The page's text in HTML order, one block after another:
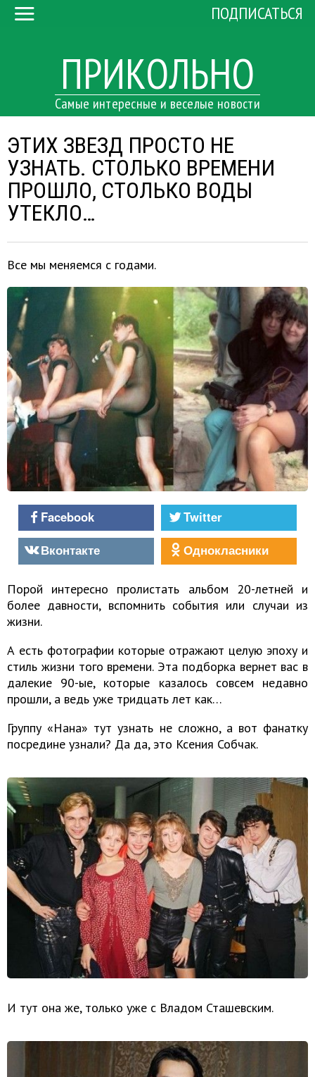
ПРИКОЛЬНО
Самые интересные и веселые новости
ПОДПИСАТЬСЯ
ЭТИХ ЗВЕЗД ПРОСТО НЕ
УЗНАТЬ. СТОЛЬКО ВРЕМЕНИ
ПРОШЛО, СТОЛЬКО ВОДЫ
УТЕКЛО…
Все мы меняемся с годами.
Facebook
Twitter
Вконтакте
Однокласники
Порой интересно пролистать альбом 20-летней и
более давности, вспомнить события или случаи из
жизни.
А есть фотографии которые отражают целую эпоху и
стиль жизни того времени. Эта подборка вернет вас в
далекие 90-ые, которые казалось совсем недавно
прошли, а ведь уже тридцать лет как…
Группу «Нана» тут узнать не сложно, а вот фанатку
посредине узнали? Да да, это Ксения Собчак.
И тут она же, только уже с Владом Сташевским.